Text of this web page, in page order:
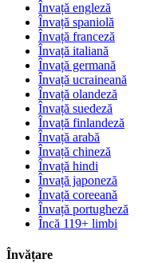
Învață engleză
Învață spaniolă
Învață franceză
Învață italiană
Învață germană
Învață ucraineană
Învață olandeză
Învață suedeză
Învață finlandeză
Învață arabă
Învață chineză
Învață hindi
Învață japoneză
Învață coreeană
Învață portugheză
Încă 119+ limbi
Învățare